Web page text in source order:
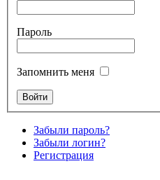
Пароль
Запомнить меня
Забыли пароль?
Забыли логин?
Регистрация